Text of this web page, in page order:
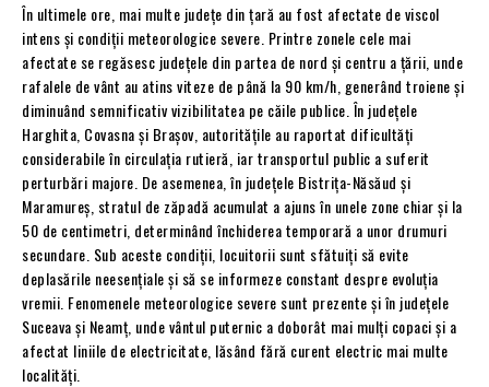
În ultimele ore, mai multe județe din țară au fost afectate de viscol
intens și condiții meteorologice severe. Printre zonele cele mai
afectate se regăsesc județele din partea de nord și centru a țării, unde
rafalele de vânt au atins viteze de până la 90 km/h, generând troiene și
diminuând semnificativ vizibilitatea pe căile publice. În județele
Harghita, Covasna și Brașov, autoritățile au raportat dificultăți
considerabile în circulația rutieră, iar transportul public a suferit
perturbări majore. De asemenea, în județele Bistrița-Năsăud și
Maramureș, stratul de zăpadă acumulat a ajuns în unele zone chiar și la
50 de centimetri, determinând închiderea temporară a unor drumuri
secundare. Sub aceste condiții, locuitorii sunt sfătuiți să evite
deplasările neesențiale și să se informeze constant despre evoluția
vremii. Fenomenele meteorologice severe sunt prezente și în județele
Suceava și Neamț, unde vântul puternic a doborât mai mulți copaci și a
afectat liniile de electricitate, lăsând fără curent electric mai multe
localități.